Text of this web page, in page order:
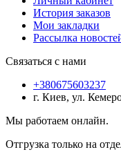
История заказов
Мои закладки
Рассылка
Связаться с нами
+380675603237
г. Киев, ул.
Мы работаем онлайн.
Отгрузка только на